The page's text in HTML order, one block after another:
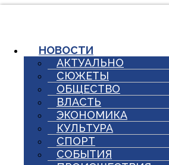
НОВОСТИ
АКТУАЛЬНО
СЮЖЕТЫ
ОБЩЕСТВО
ВЛАСТЬ
ЭКОНОМИКА
КУЛЬТУРА
СПОРТ
СОБЫТИЯ